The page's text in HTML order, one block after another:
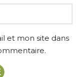
et mon site dans